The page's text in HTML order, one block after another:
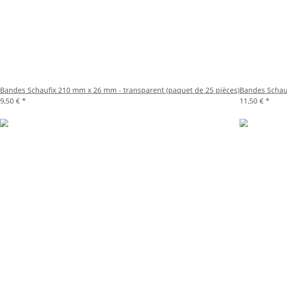
Bandes Schaufix 210 mm x 26 mm - transparent (paquet de 25 pièces)
9,50 € *
Bandes
11,50 € *